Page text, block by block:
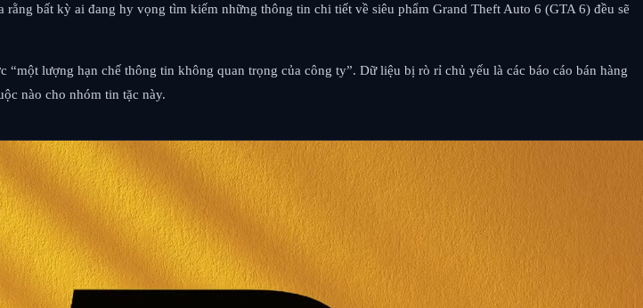
bất kỳ ai đang hy vọng tìm kiếm những thông tin chi tiết về siêu phẩm Grand Theft Auto 6 (GTA 6) đều sẽ
lượng hạn chế thông tin không quan trọng của công ty”. Dữ liệu bị rò rỉ chủ yếu là các báo cáo bán hàng
nào cho nhóm tin tặc này.